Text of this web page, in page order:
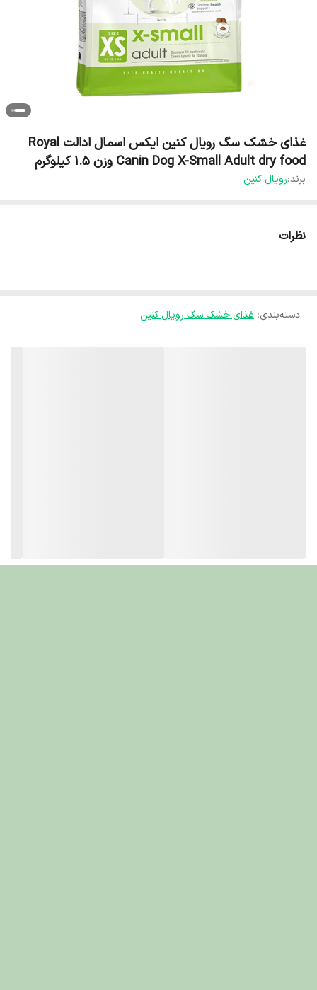
غذای خشک سگ رویال کنین ایکس‌ اسمال ادالت ‏Royal
Canin Dog X-Small Adult dry food وزن 1.5 کیلوگرم
برند:رویال کنین
نظرات
دسته‌بندی: غذای خشک سگ رویال کنین